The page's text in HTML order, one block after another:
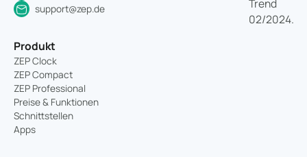
support@zep.de
Produkt
ZEP Clock
ZEP Compact
ZEP Professional
Preise & Funktionen
Schnittstellen
Apps